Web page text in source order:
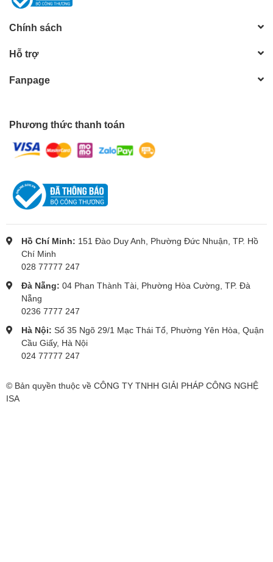
Chính sách
Hỗ trợ
Fanpage
Phương thức thanh toán
Hồ Chí Minh: 151 Đào Duy Anh, Phường Đức Nhuận, TP. Hồ
Chí Minh
028 77777 247
Đà Nẵng: 04 Phan Thành Tài, Phường Hòa Cường, TP. Đà
Nẵng
0236 7777 247
Hà Nội: Số 35 Ngõ 29/1 Mạc Thái Tổ, Phường Yên Hòa, Quận
Cầu Giấy, Hà Nội
024 77777 247
© Bản quyền thuộc về CÔNG TY TNHH GIẢI PHÁP CÔNG NGHỆ
ISA